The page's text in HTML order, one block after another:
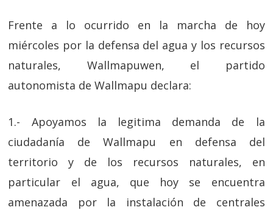
Frente a lo ocurrido en la marcha de hoy
miércoles por la defensa del agua y los recursos
naturales, Wallmapuwen, el partido
autonomista de Wallmapu declara:
1.- Apoyamos la legitima demanda de la
ciudadanía de Wallmapu en defensa del
territorio y de los recursos naturales, en
particular el agua, que hoy se encuentra
amenazada por la instalación de centrales